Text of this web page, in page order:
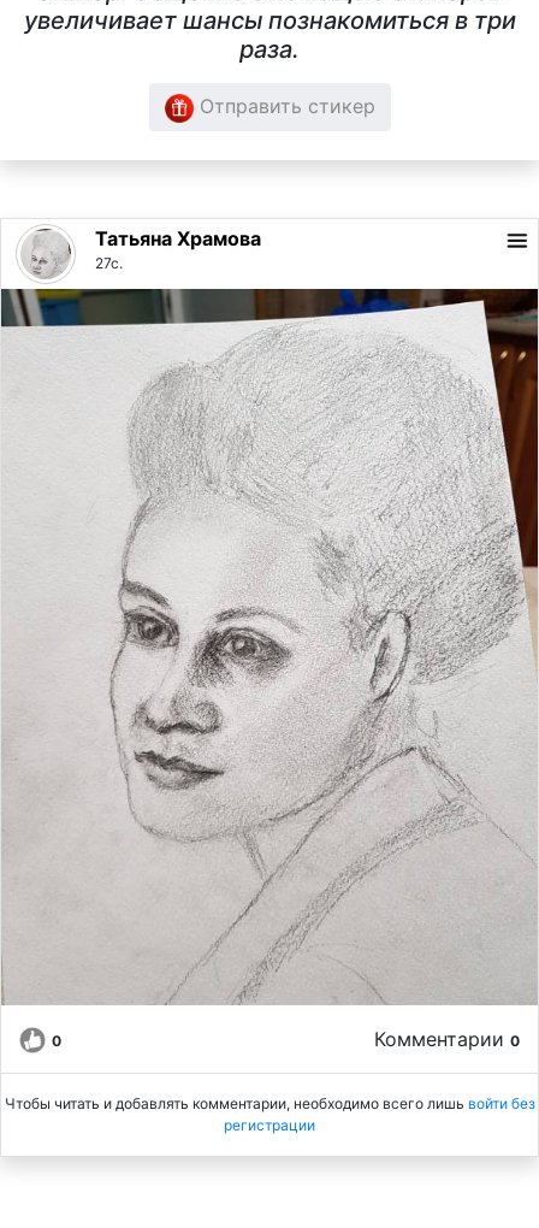
увеличивает шансы познакомиться в три
раза.
Отправить стикер
Татьяна Храмова
27с.
0 Комментарии 0
Чтобы читать и добавлять комментарии, необходимо всего лишь войти без
регистрации